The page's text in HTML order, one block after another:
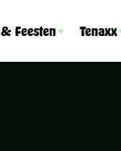
Feesten Tenaxx